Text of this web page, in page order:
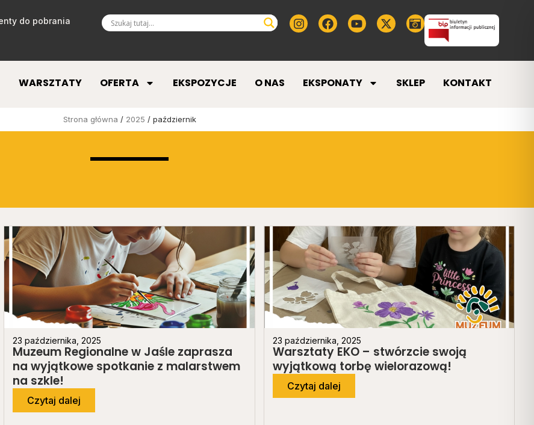
do pobrania
WARSZTATY OFERTA EKSPOZYCJE O NAS EKSPONATY SKLEP KONTAKT
Strona główna / 2025 / październik
23 października, 2025
Muzeum Regionalne w Jaśle zaprasza
na wyjątkowe spotkanie z malarstwem
na szkle!
Czytaj dalej
23 października, 2025
Warsztaty EKO – stwórzcie swoją
wyjątkową torbę wielorazową!
Czytaj dalej